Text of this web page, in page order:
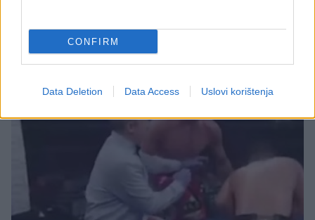
CONFIRM
Data Deletion Data Access Uslovi korištenja
Saznaj više